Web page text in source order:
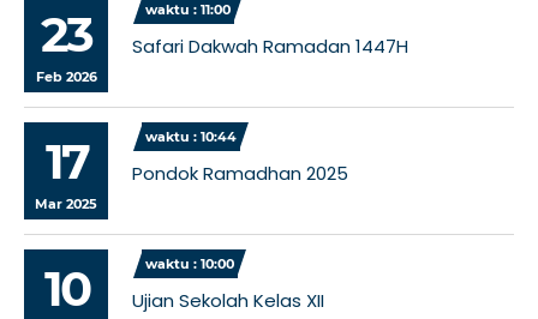
23
Feb 2026
waktu : 11:00
Safari Dakwah Ramadan 1447H
17
Mar 2025
waktu : 10:44
Pondok Ramadhan 2025
10 waktu : 10:00
Ujian Sekolah Kelas XII